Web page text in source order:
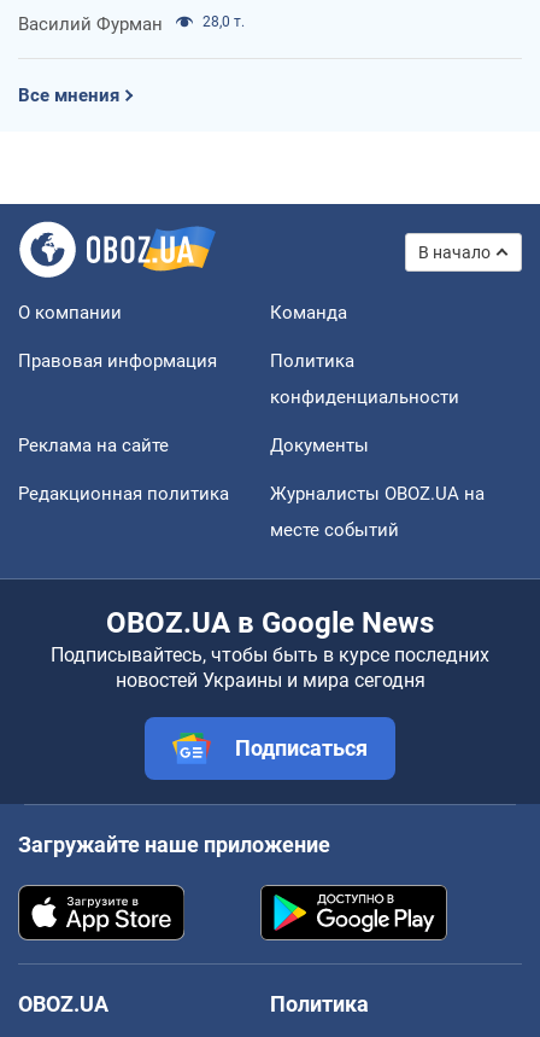
Василий Фурман 28,0 т.
Все мнения
В начало
О компании Команда
Правовая информация
Политика
конфиденциальности
Реклама на сайте Документы
Редакционная политика
Журналисты OBOZ.UA на
месте событий
OBOZ.UA в Google News
Подписывайтесь, чтобы быть в курсе последних
новостей Украины и мира сегодня
Подписаться
Загружайте наше приложение
OBOZ.UA
Политика